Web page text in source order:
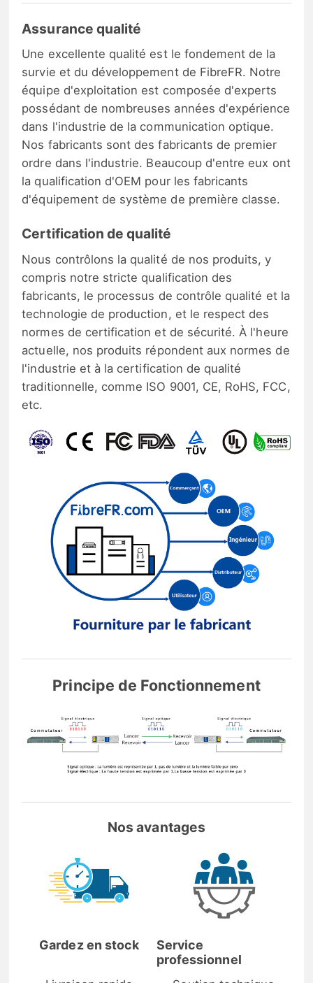
Assurance qualité
Une excellente qualité est le fondement de la
survie et du développement de FibreFR. Notre
équipe d'exploitation est composée d'experts
possédant de nombreuses années d'expérience
dans l'industrie de la communication optique.
Nos fabricants sont des fabricants de premier
ordre dans l'industrie. Beaucoup d'entre eux ont
la qualification d'OEM pour les fabricants
d'équipement de système de première classe.
Certification de qualité
Nous contrôlons la qualité de nos produits, y
compris notre stricte qualification des
fabricants, le processus de contrôle qualité et la
technologie de production, et le respect des
normes de certification et de sécurité. À l'heure
actuelle, nos produits répondent aux normes de
l'industrie et à la certification de qualité
traditionnelle, comme ISO 9001, CE, RoHS, FCC,
etc.
Principe de Fonctionnement
Nos avantages
Gardez en stock
Service
professionnel